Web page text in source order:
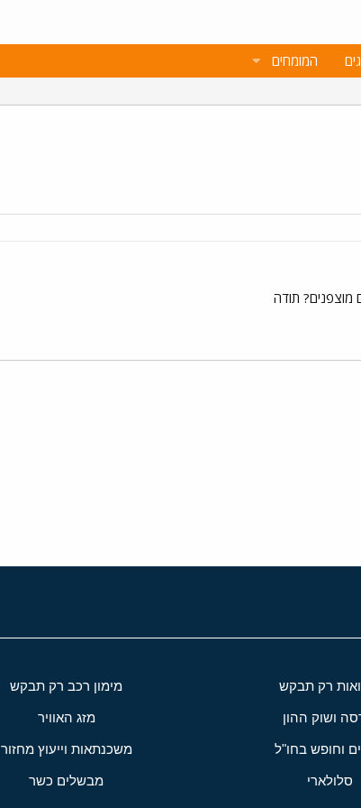
המומחים
רק תבקש מימון רכב רק תבקש
ושוק ההון מזג האוויר
וחופש בחו"ל משכנתאות וייעוץ מחזור
סלולארי מבשלים כשר